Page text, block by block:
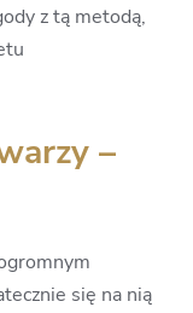
z tą metodą,
–
się na nią